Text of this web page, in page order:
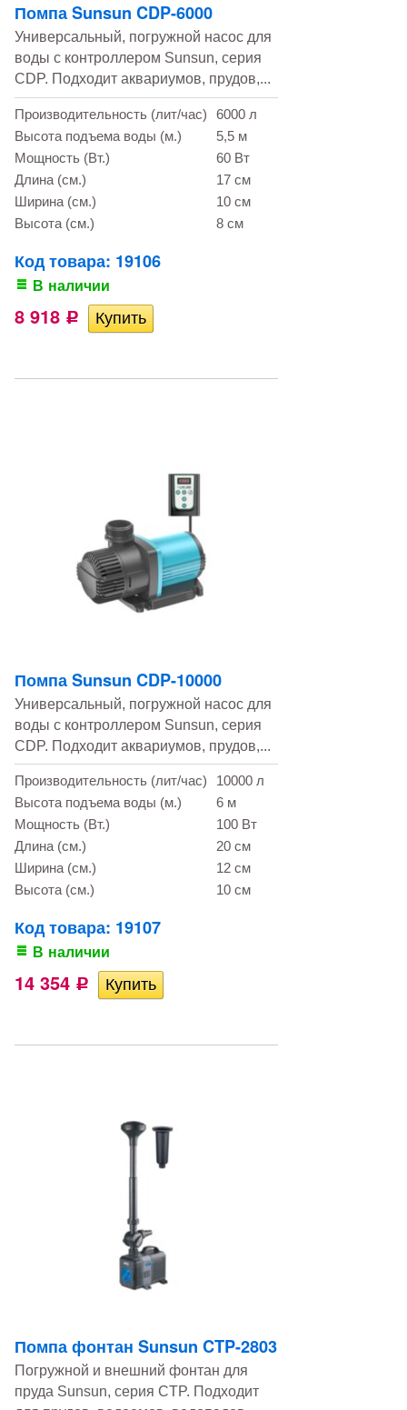
Помпа Sunsun CDP-6000
Универсальный, погружной насос для
воды с контроллером Sunsun, серия
CDP. Подходит аквариумов, прудов,...
Производительность (лит/час)
6000 л
Высота подъема воды (м.)
5,5 м
Мощность (Вт.)
60 Вт
Длина (см.)
17 см
Ширина (см.)
10 см
Высота (см.)
8 см
Код товара: 19106
В наличии
8 918 Р
Помпа Sunsun CDP-10000
Универсальный, погружной насос для
воды с контроллером Sunsun, серия
CDP. Подходит аквариумов, прудов,...
Производительность (лит/час)
10000 л
Высота подъема воды (м.)
6 м
Мощность (Вт.)
100 Вт
Длина (см.)
20 см
Ширина (см.)
12 см
Высота (см.)
10 см
Код товара: 19107
В наличии
14 354 Р
Помпа фонтан Sunsun CTP-2803
Погружной и внешний фонтан для
пруда Sunsun, серия CTP. Подходит